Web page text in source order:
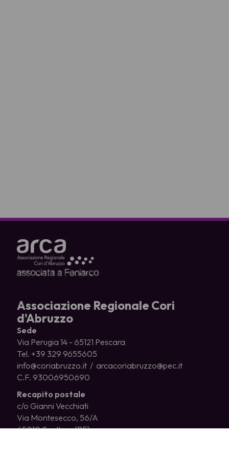
Associazione Regionale Cori
d'Abruzzo
Sede
Via Perugia 14 - 65121 Pescara
Tel. +39 329 9655605
info@coriabruzzo.it / arcacoriabruzzo@pec.it
C.F. 93006950690
Recapito postale
c/o Gianni Vecchiati
Via Montesecco, 56/A
65010 Spoltore (PE)